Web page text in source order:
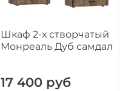
Шкаф 2-х створчатый
Монреаль Дуб самдал
17 400 руб